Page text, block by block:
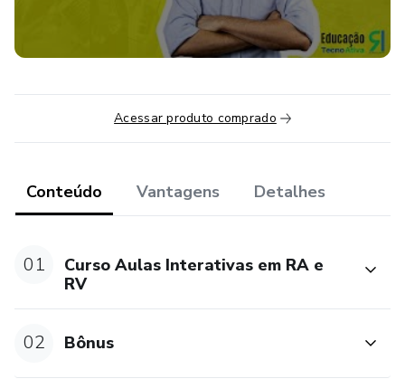
Acessar produto comprado
Conteúdo Vantagens Detalhes
01
Curso Aulas Interativas em RA e
RV
02 Bônus